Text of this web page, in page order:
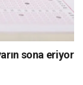
sona eriyor